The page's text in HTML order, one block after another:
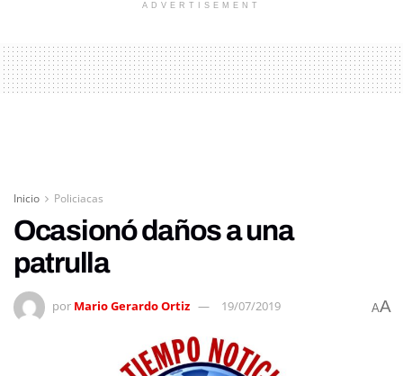
ADVERTISEMENT
Inicio Policiacas
Ocasionó daños a una
patrulla
por Mario Gerardo Ortiz 19/07/2019 AA